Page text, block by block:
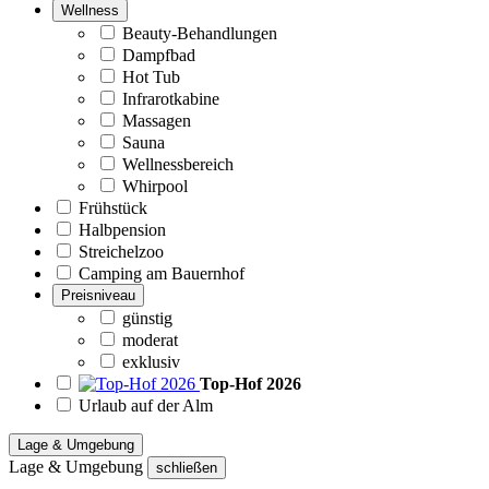
Wellness
Beauty-Behandlungen
Dampfbad
Hot Tub
Infrarotkabine
Massagen
Sauna
Wellnessbereich
Whirpool
Frühstück
Halbpension
Streichelzoo
Camping am Bauernhof
Preisniveau
günstig
moderat
exklusiv
Top-Hof 2026
Urlaub auf der Alm
Lage & Umgebung
Lage & Umgebung schließen